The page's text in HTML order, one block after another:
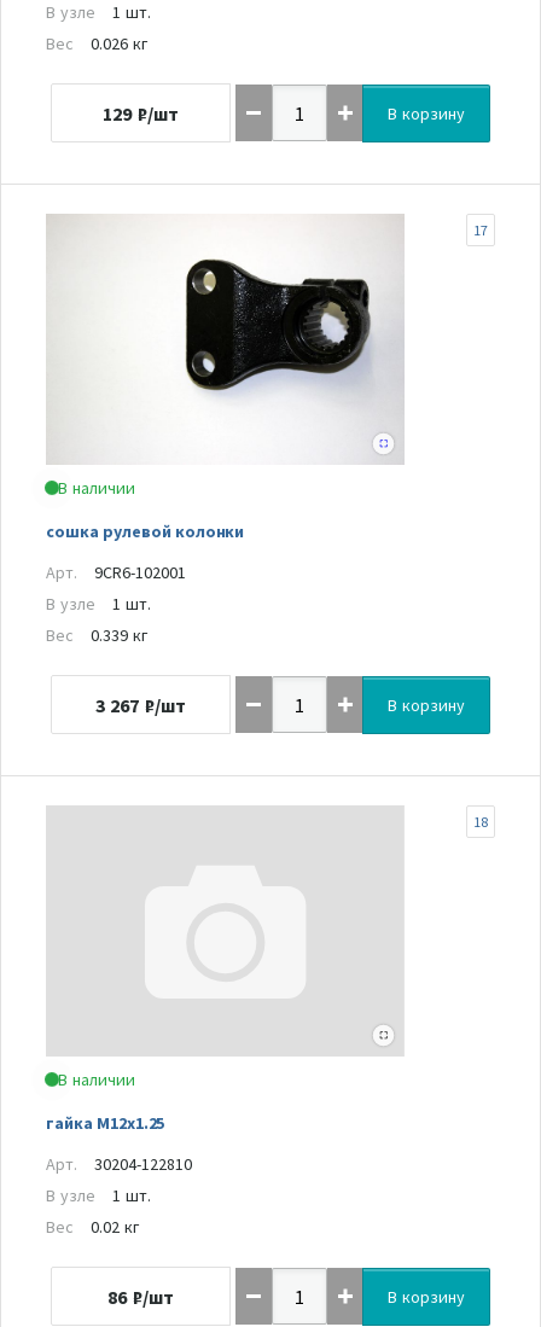
В узле
1 шт.
Вес
0.026 кг
129 ₽/шт В корзину
В наличии
сошка рулевой колонки
17
Арт.
9CR6-102001
В узле
1 шт.
Вес
0.339 кг
3 267 ₽/шт В корзину
В наличии
гайка M12x1.25
18
Арт.
30204-122810
В узле
1 шт.
Вес
0.02 кг
86 ₽/шт В корзину